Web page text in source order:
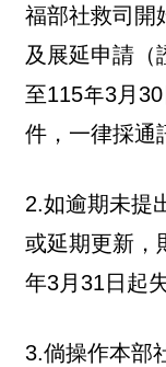
福部社救司開
及展延申請（
至115年3月
件，一律採通
2.如逾期未提
或延期更新，
年3月31日起
3.倘操作本部